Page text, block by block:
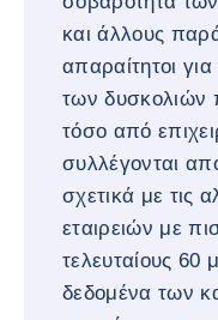
και άλλους
απαραίτητοι
των δυσκολιών
τόσο από
συλλέγονται
σχετικά με τις
εταιρειών με
τελευταίους 60
δεδομένα των